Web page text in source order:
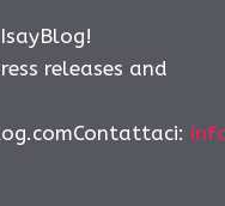
releases and
: